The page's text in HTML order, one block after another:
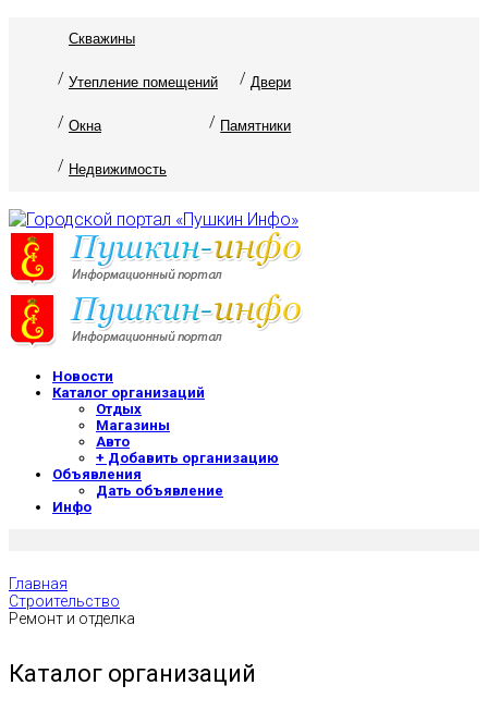
Скважины
Утепление помещений Двери
Окна Памятники
Недвижимость
Новости
Каталог организаций
Отдых
Магазины
Авто
+ Добавить организацию
Объявления
Дать объявление
Инфо
Главная
Строительство
Ремонт и отделка
Каталог организаций